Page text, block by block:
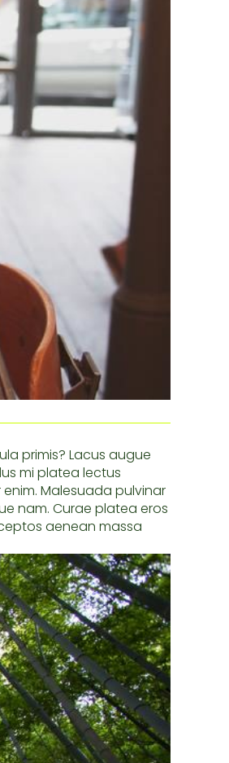
primis? Lacus augue
mi platea lectus
Malesuada pulvinar
nam. Curae platea eros
aenean massa